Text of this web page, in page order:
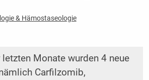
& Hämostaseologie
letzten Monate wurden 4 neue
Carfilzomib,